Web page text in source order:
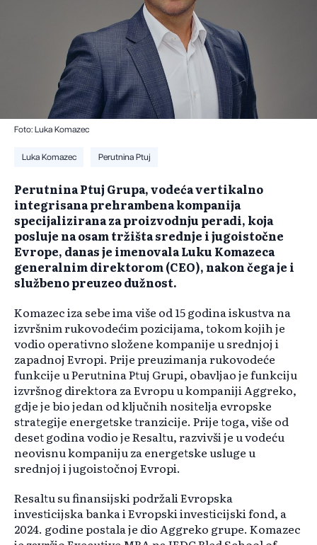
Foto: Luka Komazec
Luka Komazec Perutnina Ptuj
Perutnina Ptuj Grupa, vodeća vertikalno
integrisana prehrambena kompanija
specijalizirana za proizvodnju peradi, koja
posluje na osam tržišta srednje i jugoistočne
Evrope, danas je imenovala Luku Komazeca
generalnim direktorom (CEO), nakon čega je i
službeno preuzeo dužnost.
Komazec iza sebe ima više od 15 godina iskustva na
izvršnim rukovodećim pozicijama, tokom kojih je
vodio operativno složene kompanije u srednjoj i
zapadnoj Evropi. Prije preuzimanja rukovodeće
funkcije u Perutnina Ptuj Grupi, obavljao je funkciju
izvršnog direktora za Evropu u kompaniji Aggreko,
gdje je bio jedan od ključnih nositelja evropske
strategije energetske tranzicije. Prije toga, više od
deset godina vodio je Resaltu, razvivši je u vodeću
neovisnu kompaniju za energetske usluge u
srednjoj i jugoistočnoj Evropi.
Resaltu su finansijski podržali Evropska
investicijska banka i Evropski investicijski fond, a
2024. godine postala je dio Aggreko grupe. Komazec